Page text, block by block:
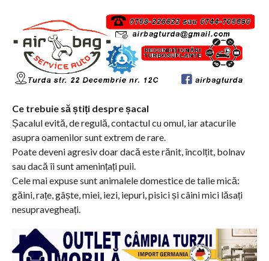
Ce trebuie să știți despre șacal
Șacalul evită, de regulă, contactul cu omul, iar atacurile
asupra oamenilor sunt extrem de rare.
Poate deveni agresiv doar dacă este rănit, încolțit, bolnav
sau dacă îi sunt amenințați puii.
Cele mai expuse sunt animalele domestice de talie mică:
găini, rațe, gâște, miei, iezi, iepuri, pisici și câini mici lăsați
nesupravegheați.